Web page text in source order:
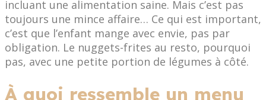
incluant une alimentation saine. Mais c’est pas
toujours une mince affaire… Ce qui est important,
c’est que l’enfant mange avec envie, pas par
obligation. Le nuggets-frites au resto, pourquoi
pas, avec une petite portion de légumes à côté.
À quoi ressemble un menu